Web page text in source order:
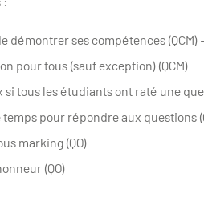
ses compétences (QCM)
pour tous (sauf exception) (QCM)
tous les étudiants ont raté une
pour répondre aux questions
marking (QO)
(QO)